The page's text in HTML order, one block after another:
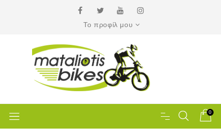
Το προφίλ μου
0